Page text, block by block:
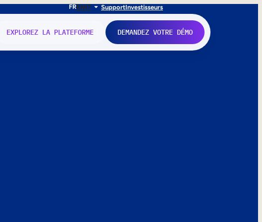
FRENIT SupportInvestisseurs
EXPLOREZ LA PLATEFORME DEMANDEZ VOTRE DÉMO